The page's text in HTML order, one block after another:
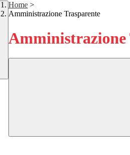
Home >
Amministrazione Trasparente
Amministrazione